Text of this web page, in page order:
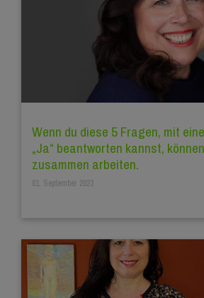
Wenn du diese 5 Fragen, mit
„Ja“ beantworten kannst,
zusammen arbeiten.
01. September 2023